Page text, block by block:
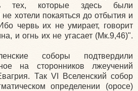
тех, которые здесь были
хотели покаяться до отбытия и
червь их не умирает, говорит
и огнь их не угасает (Мк.9,46)".
соборы подтвердили
на сторонников лжеучений
Так VI Вселенский собор
определении (оросе)